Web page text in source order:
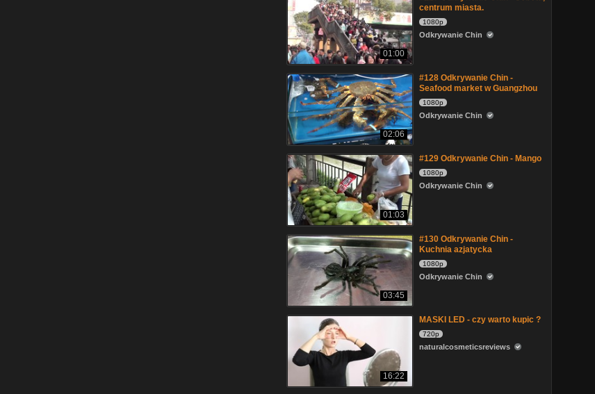
01:00
centrum miasta.
1080p
Odkrywanie Chin
02:06
#128 Odkrywanie Chin -
Seafood market w Guangzhou
1080p
Odkrywanie Chin
01:03
#129 Odkrywanie Chin - Mango
1080p
Odkrywanie Chin
03:45
#130 Odkrywanie Chin -
Kuchnia azjatycka
1080p
Odkrywanie Chin
16:22
MASKI LED - czy warto kupic ?
720p
naturalcosmeticsreviews